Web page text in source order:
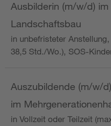
Ausbilderin (m/w/d)
Landschaftsbau
in unbefristeter
38,5 Std./Wo.), SOS-
Auszubildende (m/w/
im
in Vollzeit oder Teilzeit